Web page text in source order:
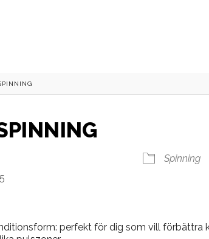
Spinning
perfekt för dig som vill förbättra